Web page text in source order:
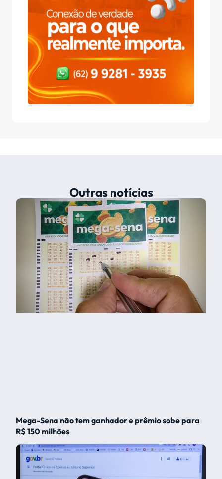
Outras notícias
Mega-Sena não tem ganhador e prêmio sobe para
R$ 150 milhões